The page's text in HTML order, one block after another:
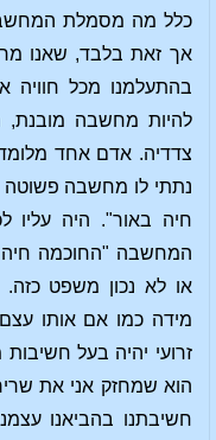
כלל מה מסמלת
אך זאת בלבד, שאנו
בהתעלמנו מכל
להיות מחשבה
צדדיה. אדם אחד
נתתי לו מחשבה פשוטה
חיה באור". היה עליו
המחשבה "החוכמה חיה
או לא נכון משפט
מידה כמו אם אותו
זרועי יהיה בעל
הוא שמחזק אני את
חשיבתנו בהביאנו